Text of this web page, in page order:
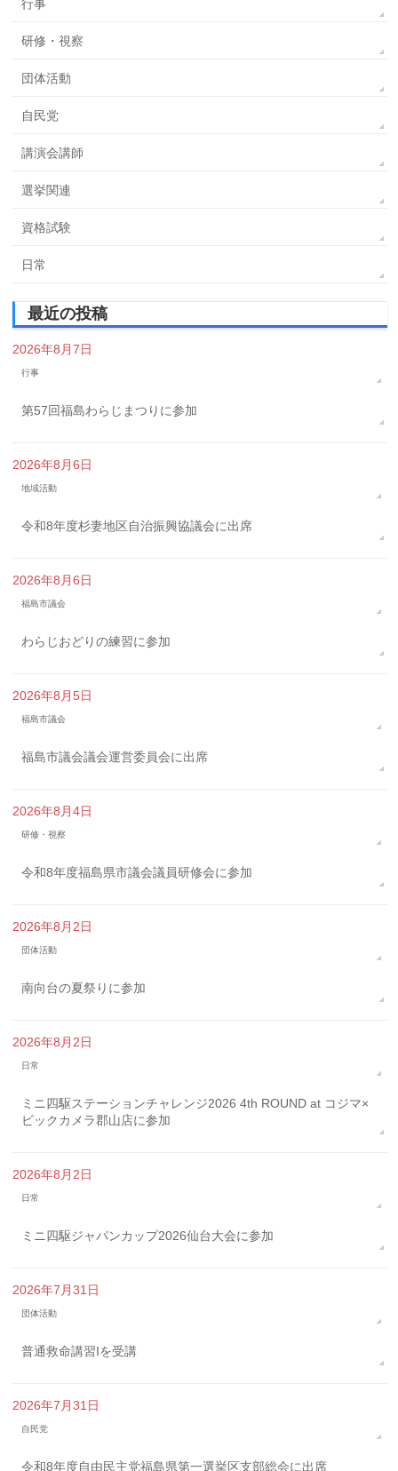
行事
研修・視察
団体活動
自民党
講演会講師
選挙関連
資格試験
日常
最近の投稿
2026年8月7日
行事
第57回福島わらじまつりに参加
2026年8月6日
地域活動
令和8年度杉妻地区自治振興協議会に出席
2026年8月6日
福島市議会
わらじおどりの練習に参加
2026年8月5日
福島市議会
福島市議会議会運営委員会に出席
2026年8月4日
研修・視察
令和8年度福島県市議会議員研修会に参加
2026年8月2日
団体活動
南向台の夏祭りに参加
2026年8月2日
日常
ミニ四駆ステーションチャレンジ2026 4th ROUND at コジマ×
ビックカメラ郡山店に参加
2026年8月2日
日常
ミニ四駆ジャパンカップ2026仙台大会に参加
2026年7月31日
団体活動
普通救命講習Iを受講
2026年7月31日
自民党
令和8年度自由民主党福島県第一選挙区支部総会に出席